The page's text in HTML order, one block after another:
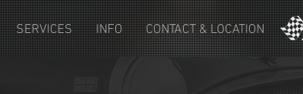
SERVICES INFO CONTACT & LOCATION